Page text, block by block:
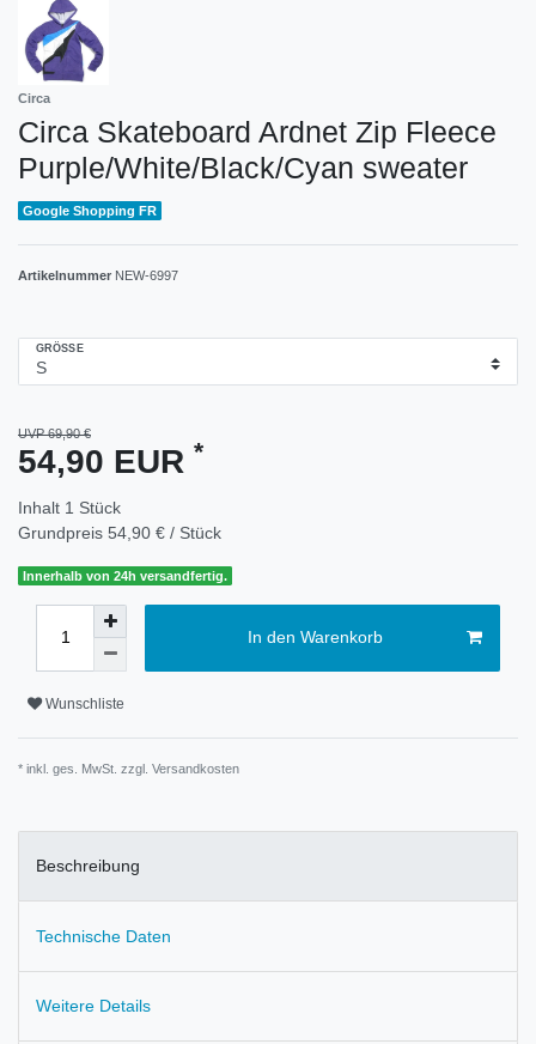
Circa
Circa Skateboard Ardnet Zip Fleece
Purple/White/Black/Cyan sweater
Google Shopping FR
Artikelnummer NEW-6997
GRÖSSE
UVP 69,90 €
54,90 EUR *
Inhalt 1 Stück
Grundpreis 54,90 € / Stück
Innerhalb von 24h versandfertig.
In den Warenkorb
Wunschliste
* inkl. ges. MwSt. zzgl. Versandkosten
Beschreibung
Technische Daten
Weitere Details